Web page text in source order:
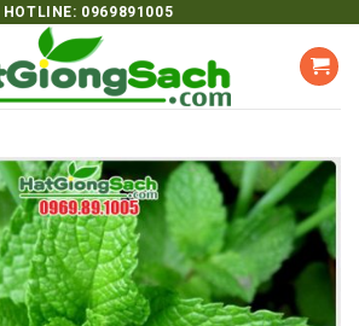
HOTLINE: 0969891005